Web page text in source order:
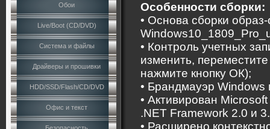
Обои
Live/Boot (CD/DVD)
Система и файлы
Драйверы и прошивки
HDD/SSD/Flash/CD/DVD
Офис и текст
Особенности сборки:
• Основа сборки
• Контроль учетных
изменить,
нажмите кнопку ОК);
• Брандмауэр
• Активирован
.NET Framework 2.0 и